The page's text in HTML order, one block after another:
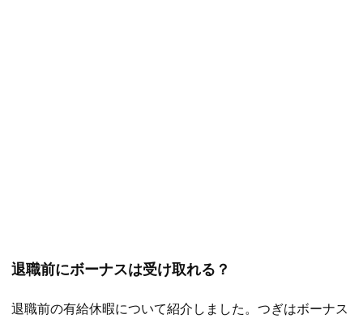
退職前にボーナスは受け取れる？
退職前の有給休暇について紹介しました。つぎはボーナス